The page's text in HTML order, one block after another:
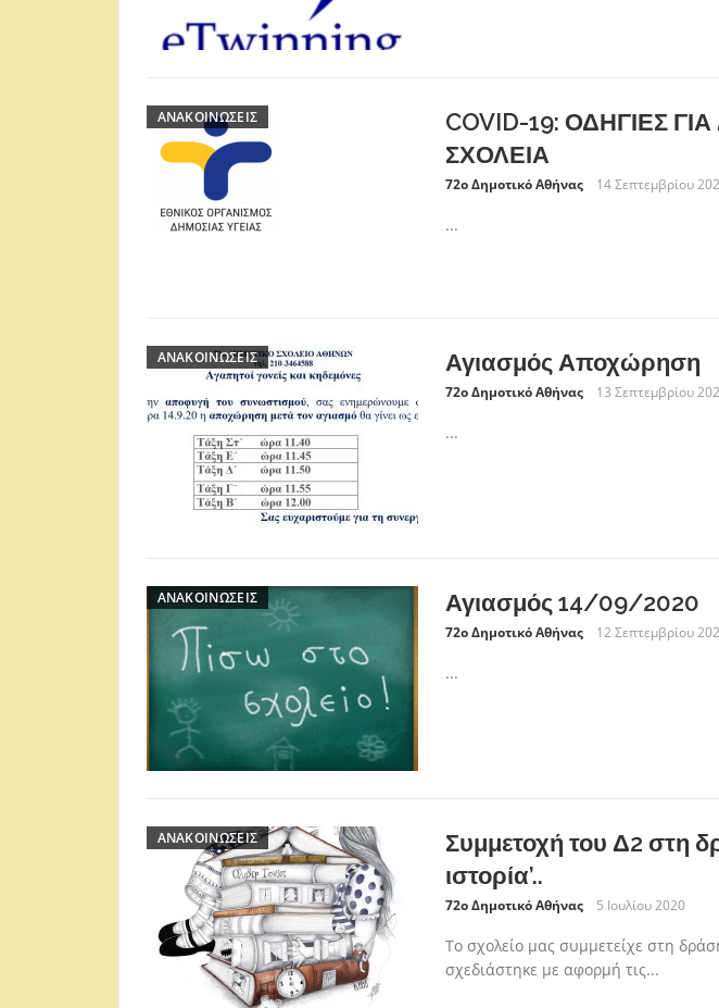
ΑΝΑΚΟΙΝΏΣΕΙΣ
COVID-19: ΟΔΗΓΙΕΣ
ΣΧΟΛΕΙΑ
72ο Δημοτικό Αθήνας 14 Σεπτεμβρίου
...
ΑΝΑΚΟΙΝΏΣΕΙΣ Αγιασμός Αποχώρηση
72ο Δημοτικό Αθήνας 13 Σεπτεμβρίου
...
ΑΝΑΚΟΙΝΏΣΕΙΣ Αγιασμός 14/09/2020
72ο Δημοτικό Αθήνας 12 Σεπτεμβρίου
...
ΑΝΑΚΟΙΝΏΣΕΙΣ
Συμμετοχή του Δ2 στη
ιστορία’..
72ο Δημοτικό Αθήνας 5 Ιουλίου 2020
Το σχολείο μας συμμετείχε στη
σχεδιάστηκε με αφορμή τις...